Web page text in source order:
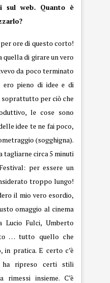
sul web. Quanto è
ore di questo corto!
quella di girare un vero
da poco terminato
pieno di idee e di
soprattutto per ciò che
le cose sono
idee te ne fai poco,
(sogghigna).
tagliarne circa 5 minuti
per essere un
troppo lungo!
il mio vero esordio,
omaggio al cinema
Lucio Fulci, Umberto
… tutto quello che
in pratica. E certo c’è
ha ripreso certi stili
insieme. C’è